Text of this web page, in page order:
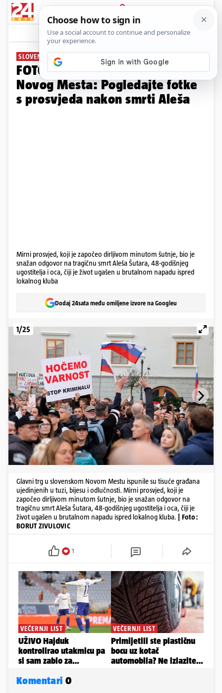
PRIJAVA
Galerija Komentari
SLOVENIJA NA NOGAMA
FOTO Tuga i bijes na ulicama
Novog Mesta: Pogledajte fotke
s prosvjeda nakon smrti Aleša
Mirni prosvjed, koji je započeo dirljivom minutom šutnje, bio je
snažan odgovor na tragičnu smrt Aleša Šutara, 48-godišnjeg
ugostitelja i oca, čiji je život ugašen u brutalnom napadu ispred
lokalnog kluba
Dodaj 24sata među omiljene izvore na Googleu
1/25
Glavni trg u slovenskom Novom Mestu ispunile su tisuće građana
ujedinjenih u tuzi, bijesu i odlučnosti. Mirni prosvjed, koji je
započeo dirljivom minutom šutnje, bio je snažan odgovor na
tragičnu smrt Aleša Šutara, 48-godišnjeg ugostitelja i oca, čiji je
život ugašen u brutalnom napadu ispred lokalnog kluba.
| Foto:
BORUT ZIVULOVIC
1
Komentari 0